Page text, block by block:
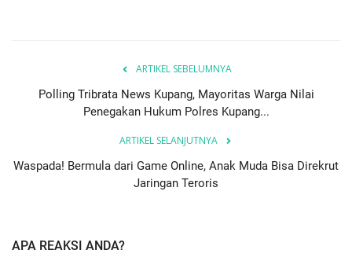
ARTIKEL SEBELUMNYA
Polling Tribrata News Kupang, Mayoritas Warga Nilai
Penegakan Hukum Polres Kupang...
ARTIKEL SELANJUTNYA
Waspada! Bermula dari Game Online, Anak Muda Bisa Direkrut
Jaringan Teroris
APA REAKSI ANDA?